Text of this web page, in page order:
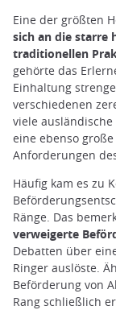
Eine der größten
sich an die starre
traditionellen
gehörte das
Einhaltung
verschiedenen
viele
eine ebenso
Anforderungen
Häufig kam es zu
Ränge. Das
verweigerte
Debatten über
Ringer auslöste.
Beförderung von
Rang schließlich